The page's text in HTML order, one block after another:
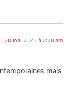
28 mai 2025 à 2:20 am
mais